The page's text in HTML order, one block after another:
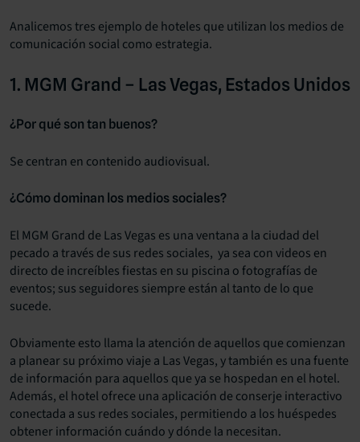
Analicemos tres ejemplo de hoteles que utilizan los medios de
comunicación social como estrategia.
1. MGM Grand – Las Vegas, Estados Unidos
¿Por qué son tan buenos?
Se centran en contenido audiovisual.
¿Cómo dominan los medios sociales?
El MGM Grand de Las Vegas es una ventana a la ciudad del
pecado a través de sus redes sociales, ya sea con videos en
directo de increíbles fiestas en su piscina o fotografías de
eventos; sus seguidores siempre están al tanto de lo que
sucede.
Obviamente esto llama la atención de aquellos que comienzan
a planear su próximo viaje a Las Vegas, y también es una fuente
de información para aquellos que ya se hospedan en el hotel.
Además, el hotel ofrece una aplicación de conserje interactivo
conectada a sus redes sociales, permitiendo a los huéspedes
obtener información cuándo y dónde la necesitan.